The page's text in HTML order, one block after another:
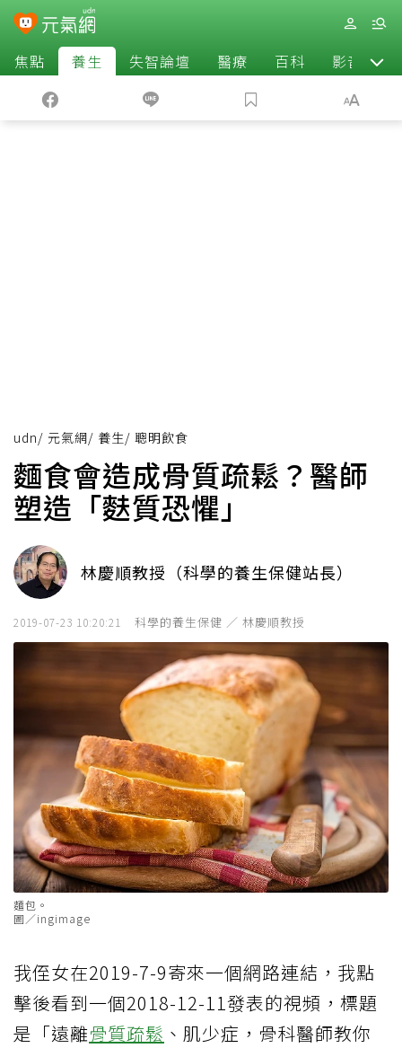
焦點 養生 失智論壇 醫療 百科 影音
udn/ 元氣網/ 養生/ 聰明飲食
麵食會造成骨質疏鬆？醫師
塑造「麩質恐懼」
林慶順教授（科學的養生保健站長）
2019-07-23 10:20:21 科學的養生保健 ／ 林慶順教授
麵包。
圖／ingimage
我侄女在2019-7-9寄來一個網路連結，我點
擊後看到一個2018-12-11發表的視頻，標題
是「遠離骨質疏鬆 、肌少症，骨科醫師教你